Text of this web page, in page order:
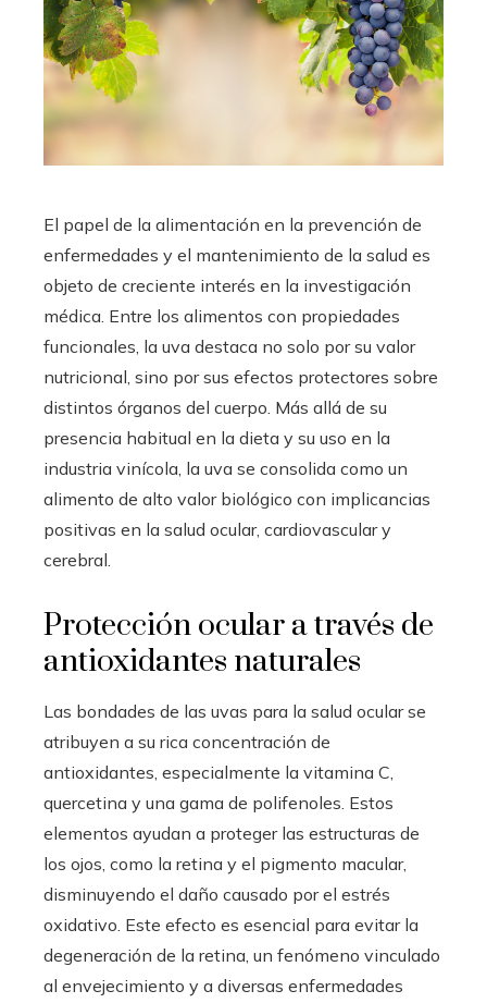
El papel de la alimentación en la prevención de
enfermedades y el mantenimiento de la salud es
objeto de creciente interés en la investigación
médica. Entre los alimentos con propiedades
funcionales, la uva destaca no solo por su valor
nutricional, sino por sus efectos protectores sobre
distintos órganos del cuerpo. Más allá de su
presencia habitual en la dieta y su uso en la
industria vinícola, la uva se consolida como un
alimento de alto valor biológico con implicancias
positivas en la salud ocular, cardiovascular y
cerebral.
Protección ocular a través de
antioxidantes naturales
Las bondades de las uvas para la salud ocular se
atribuyen a su rica concentración de
antioxidantes, especialmente la vitamina C,
quercetina y una gama de polifenoles. Estos
elementos ayudan a proteger las estructuras de
los ojos, como la retina y el pigmento macular,
disminuyendo el daño causado por el estrés
oxidativo. Este efecto es esencial para evitar la
degeneración de la retina, un fenómeno vinculado
al envejecimiento y a diversas enfermedades